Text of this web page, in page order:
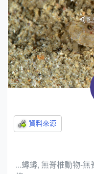
...蟳蟳, 無脊椎動物-